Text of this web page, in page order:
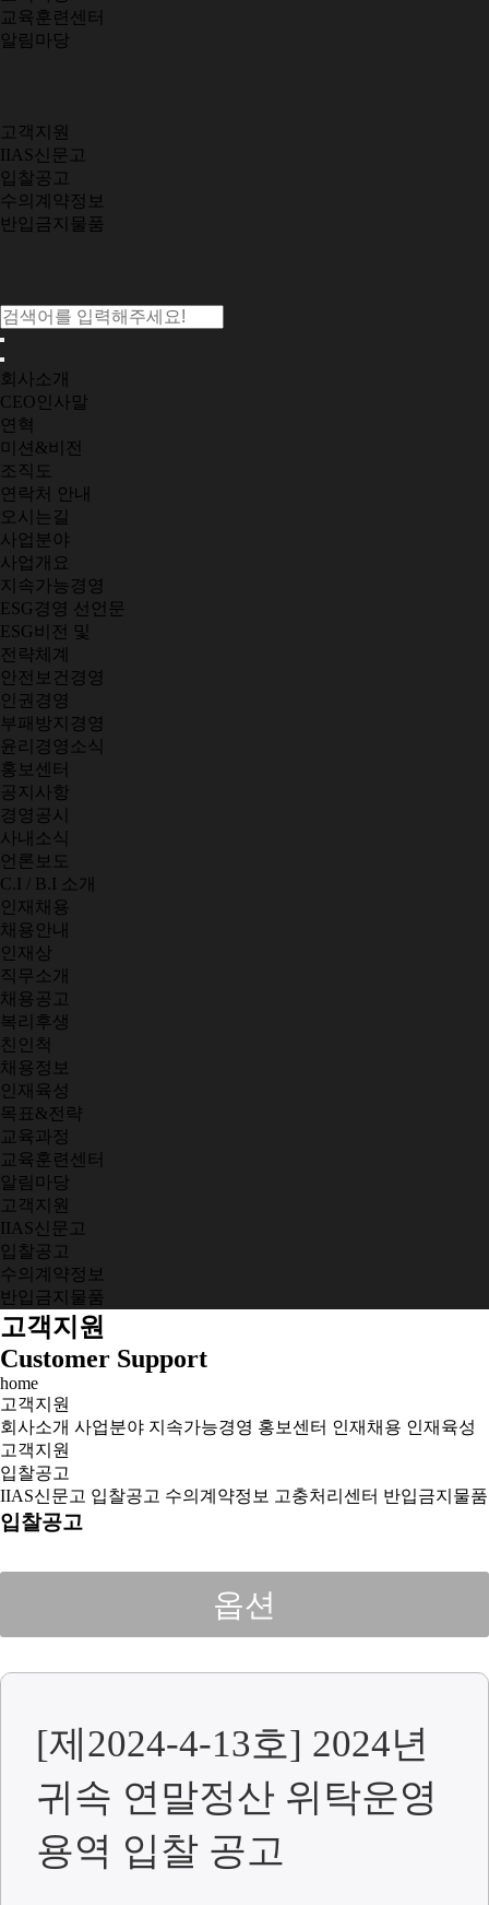
교육훈련센터
알림마당
고객지원
IIAS신문고
입찰공고
수의계약정보
반입금지물품
회사소개
CEO인사말
연혁
미션&비전
조직도
연락처 안내
오시는길
사업분야
사업개요
지속가능경영
ESG경영 선언문
ESG비전 및
전략체계
안전보건경영
인권경영
부패방지경영
윤리경영소식
홍보센터
공지사항
경영공시
사내소식
언론보도
C.I / B.I 소개
인재채용
채용안내
인재상
직무소개
채용공고
복리후생
친인척
채용정보
인재육성
목표&전략
교육과정
교육훈련센터
알림마당
고객지원
IIAS신문고
입찰공고
수의계약정보
반입금지물품
고객지원
Customer Support
home
고객지원
회사소개 사업분야 지속가능경영 홍보센터 인재채용 인재육성
고객지원
입찰공고
IIAS신문고 입찰공고 수의계약정보 고충처리센터 반입금지물품
입찰공고
옵션
[제2024-4-13호] 2024년
귀속 연말정산 위탁운영
용역 입찰 공고